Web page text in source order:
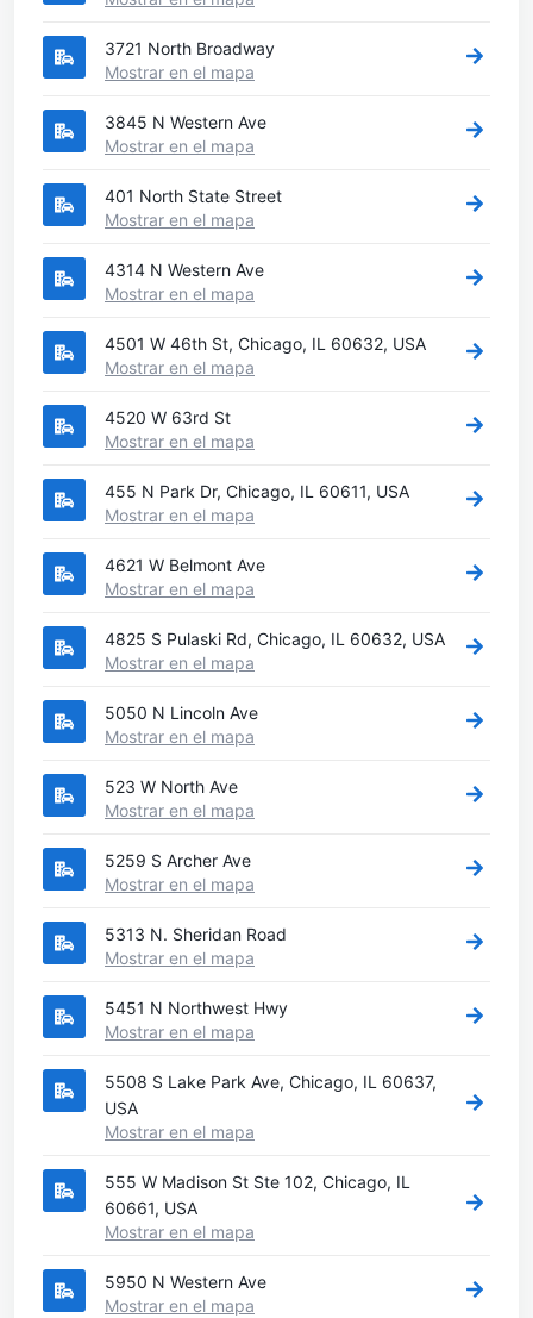
3721 North Broadway
Mostrar en el mapa
3845 N Western Ave
Mostrar en el mapa
401 North State Street
Mostrar en el mapa
4314 N Western Ave
Mostrar en el mapa
4501 W 46th St, Chicago, IL 60632, USA
Mostrar en el mapa
4520 W 63rd St
Mostrar en el mapa
455 N Park Dr, Chicago, IL 60611, USA
Mostrar en el mapa
4621 W Belmont Ave
Mostrar en el mapa
4825 S Pulaski Rd, Chicago, IL 60632, USA
Mostrar en el mapa
5050 N Lincoln Ave
Mostrar en el mapa
523 W North Ave
Mostrar en el mapa
5259 S Archer Ave
Mostrar en el mapa
5313 N. Sheridan Road
Mostrar en el mapa
5451 N Northwest Hwy
Mostrar en el mapa
5508 S Lake Park Ave, Chicago, IL 60637,
USA
Mostrar en el mapa
555 W Madison St Ste 102, Chicago, IL
60661, USA
Mostrar en el mapa
5950 N Western Ave
Mostrar en el mapa